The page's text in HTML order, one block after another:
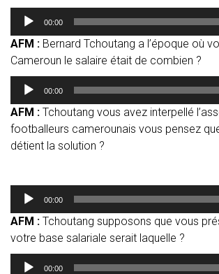
Lecteur
00:00
AFM : Bernard Tchoutang a l’époque où
Cameroun le salaire était de combien ?
Lecteur
00:00
AFM : Tchoutang vous avez interpellé
footballeurs camerounais vous pensez
détient la solution ?
Lecteur
00:00
AFM : Tchoutang supposons que vous
votre base salariale serait laquelle ?
Lecteur
00:00